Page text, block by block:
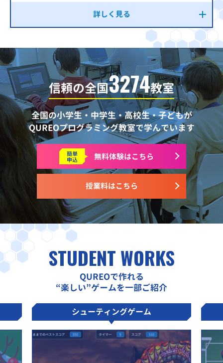
詳しく見る
信頼の全国3274教室
全国の小学生・中学生・高校生・子どもが
QUREOプログラミング教室で学んでいます
授業料はこちら
簡単
申込 無料体験はこちら
STUDENT WORKS
QUREOで作れる
“楽しい”ゲームを一部ご紹介
シューティングゲーム